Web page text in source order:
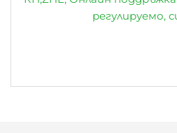
регулируемо,